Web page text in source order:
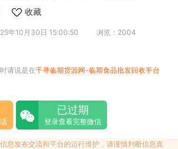
收藏
年10月30日 15:00:50
浏览：2004
请说是在千寻临期货源网-临期食品批发回收平台
已过期
登录查看完整微信
息发布交流和平台的运行维护，请谨慎判断信息真